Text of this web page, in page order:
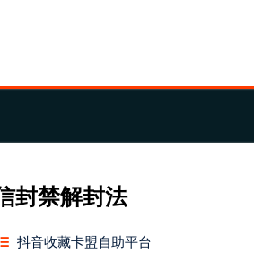
封禁解封法
抖音收藏卡盟自助平台